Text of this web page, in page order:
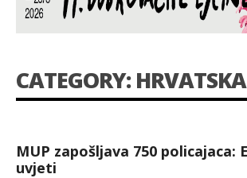
CATEGORY: HRVATSKA
MUP zapošljava 750 policajaca:
uvjeti